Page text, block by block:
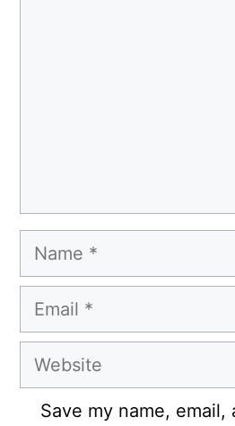
Name
Email
Website
Save my name, email,